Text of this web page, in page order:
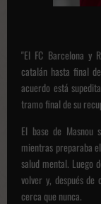
"El FC Barcelona y
catalán hasta final
acuerdo está
tramo final de su
El base de Masnou
mientras preparaba
salud mental. Luego
volver y, después
cerca que nunca.